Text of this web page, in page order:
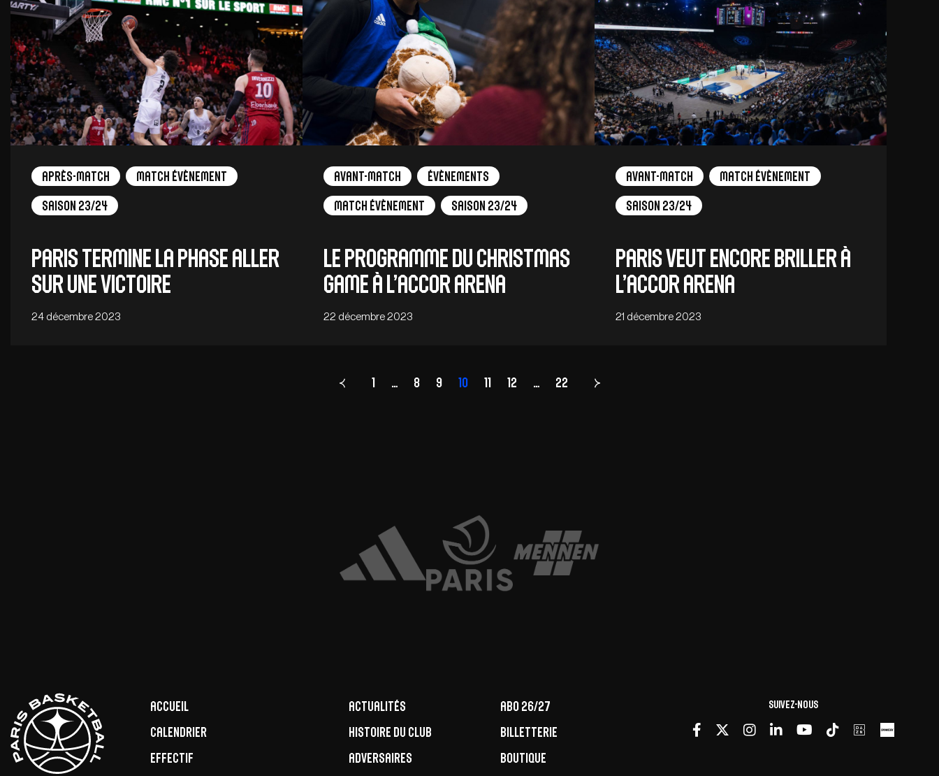
Après-match Match Évènement
Saison 23/24
Paris termine la phase aller
sur une victoire
24 décembre 2023
Avant-Match Évènements
Match Évènement Saison 23/24
Le programme du Christmas
Game à l’Accor Arena
22 décembre 2023
Avant-Match Match Évènement
Saison 23/24
Paris veut encore briller à
l’Accor Arena
21 décembre 2023
Page
1 … 8 9 10 11 12 … 22
Accueil
Calendrier
Effectif
Actualités
Histoire du club
Adversaires
ABO 26/27
Billetterie
Boutique
Suivez-nous